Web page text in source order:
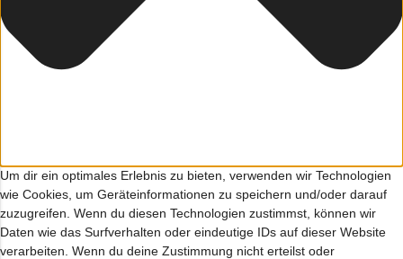
Um dir ein optimales Erlebnis zu bieten, verwenden wir Technologien
wie Cookies, um Geräteinformationen zu speichern und/oder darauf
zuzugreifen. Wenn du diesen Technologien zustimmst, können wir
Daten wie das Surfverhalten oder eindeutige IDs auf dieser Website
verarbeiten. Wenn du deine Zustimmung nicht erteilst oder